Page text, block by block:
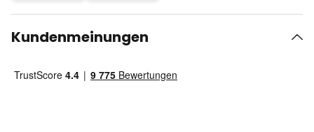
Kundenmeinungen